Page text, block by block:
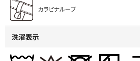
洗濯表示